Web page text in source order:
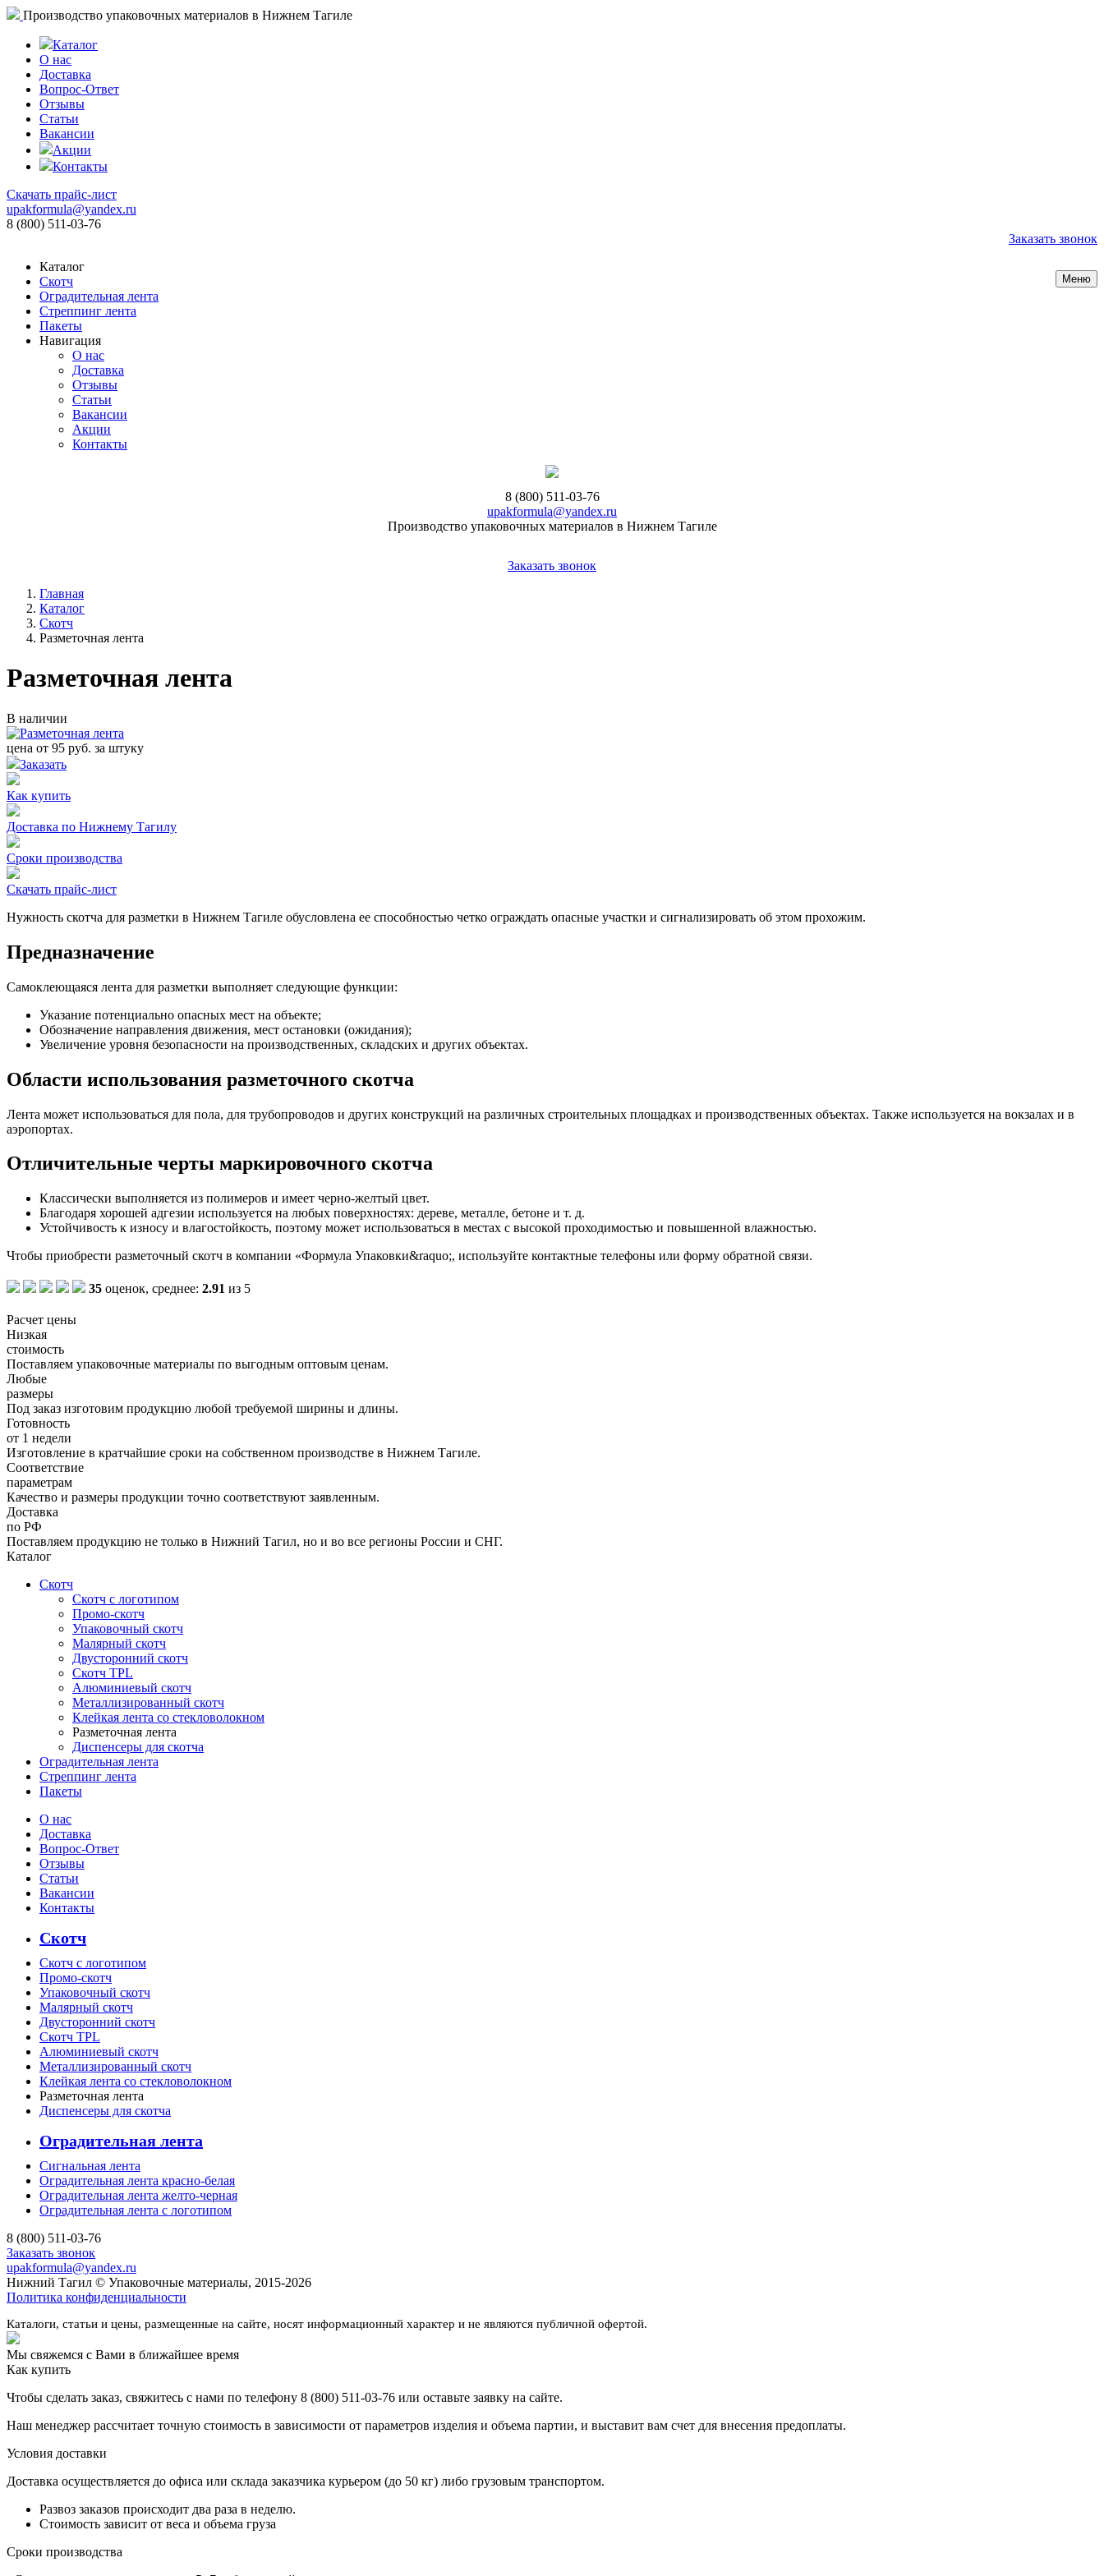
Производство упаковочных материалов в Нижнем Тагиле
Каталог
О нас
Доставка
Вопрос-Ответ
Отзывы
Статьи
Вакансии
Акции
Контакты
Скачать прайс-лист
upakformula@yandex.ru
8 (800) 511-03-76
Заказать звонок
Меню
Каталог
Скотч
Оградительная лента
Стреппинг лента
Пакеты
Навигация
О нас
Доставка
Отзывы
Статьи
Вакансии
Акции
Контакты
8 (800) 511-03-76
upakformula@yandex.ru
Производство упаковочных материалов в Нижнем Тагиле
Заказать звонок
Главная
Каталог
Скотч
Разметочная лента
Разметочная лента
В наличии
цена от 95 руб. за штуку
Заказать
Как купить
Доставка по Нижнему Тагилу
Сроки производства
Скачать прайс-лист
Нужность скотча для разметки в Нижнем Тагиле обусловлена ее способностью четко ограждать опасные участки и сигнализировать об этом прохожим.
Предназначение
Самоклеющаяся лента для разметки выполняет следующие функции:
Указание потенциально опасных мест на объекте;
Обозначение направления движения, мест остановки (ожидания);
Увеличение уровня безопасности на производственных, складских и других объектах.
Области использования разметочного скотча
Лента может использоваться для пола, для трубопроводов и других конструкций на различных строительных площадках и производственных объектах. Также используется на вокзалах и в
аэропортах.
Отличительные черты маркировочного скотча
Классически выполняется из полимеров и имеет черно-желтый цвет.
Благодаря хорошей адгезии используется на любых поверхностях: дереве, металле, бетоне и т. д.
Устойчивость к износу и влагостойкость, поэтому может использоваться в местах с высокой проходимостью и повышенной влажностью.
Чтобы приобрести разметочный скотч в компании «Формула Упаковки&raquo;, используйте контактные телефоны или форму обратной связи.
35 оценок, среднее: 2.91 из 5
Расчет цены
Низкая
стоимость
Поставляем упаковочные материалы по выгодным оптовым ценам.
Любые
размеры
Под заказ изготовим продукцию любой требуемой ширины и длины.
Готовность
от 1 недели
Изготовление в кратчайшие сроки на собственном производстве в Нижнем Тагиле.
Соответствие
параметрам
Качество и размеры продукции точно соответствуют заявленным.
Доставка
по РФ
Поставляем продукцию не только в Нижний Тагил, но и во все регионы России и СНГ.
Каталог
Скотч
Скотч с логотипом
Промо-скотч
Упаковочный скотч
Малярный скотч
Двусторонний скотч
Скотч TPL
Алюминиевый скотч
Металлизированный скотч
Клейкая лента со стекловолокном
Разметочная лента
Диспенсеры для скотча
Оградительная лента
Стреппинг лента
Пакеты
О нас
Доставка
Вопрос-Ответ
Отзывы
Статьи
Вакансии
Контакты
Скотч
Скотч с логотипом
Промо-скотч
Упаковочный скотч
Малярный скотч
Двусторонний скотч
Скотч TPL
Алюминиевый скотч
Металлизированный скотч
Клейкая лента со стекловолокном
Разметочная лента
Диспенсеры для скотча
Оградительная лента
Сигнальная лента
Оградительная лента красно-белая
Оградительная лента желто-черная
Оградительная лента с логотипом
8 (800) 511-03-76
Заказать звонок
upakformula@yandex.ru
Нижний Тагил © Упаковочные материалы, 2015-2026
Политика конфиденциальности
Каталоги, статьи и цены, размещенные на сайте, носят информационный характер и не являются публичной офертой.
Мы свяжемся с Вами в ближайшее время
Как купить
Чтобы сделать заказ, свяжитесь с нами по телефону 8 (800) 511-03-76 или оставьте заявку на сайте.
Наш менеджер рассчитает точную стоимость в зависимости от параметров изделия и объема партии, и выставит вам счет для внесения предоплаты.
Условия доставки
Доставка осуществляется до офиса или склада заказчика курьером (до 50 кг) либо грузовым транспортом.
Развоз заказов происходит два раза в неделю.
Стоимость зависит от веса и объема груза
Сроки производства